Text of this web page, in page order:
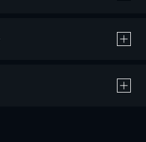
カード決済による作品の購入 / レンタルです。